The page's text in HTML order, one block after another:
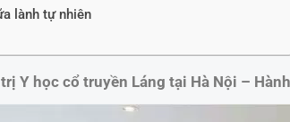
lành tự nhiên
Y học cổ truyền Láng tại Hà Nội –